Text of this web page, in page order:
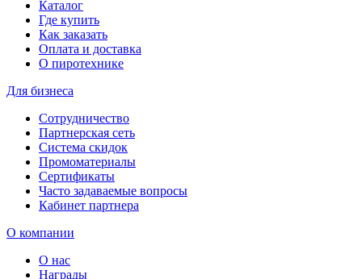
Каталог
Где купить
Как заказать
Оплата и доставка
О пиротехнике
Для бизнеса
Сотрудничество
Партнерская сеть
Система скидок
Промоматериалы
Сертификаты
Часто задаваемые вопросы
Кабинет партнера
О компании
О нас
Награды